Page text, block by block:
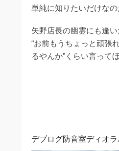
単純に知りたいだけなの
矢野店長の幽霊にも逢い
“お前もうちょっと頑張
るやんか”くらい言って
デブログ防音室ディオ